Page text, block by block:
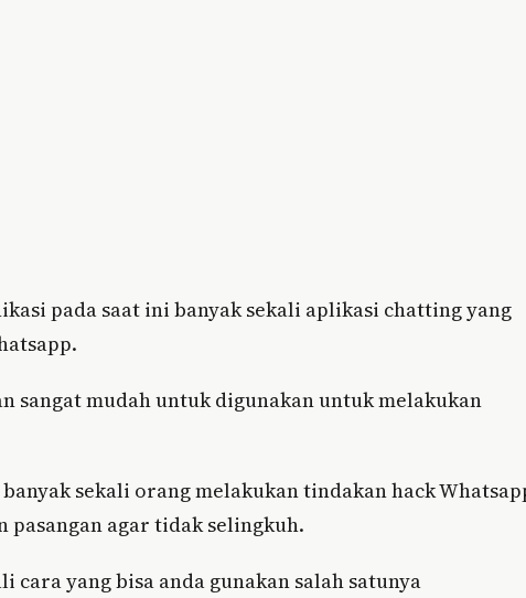
pada saat ini banyak sekali aplikasi chatting yang
sangat mudah untuk digunakan untuk melakukan
sekali orang melakukan tindakan hack
agar tidak selingkuh.
cara yang bisa anda gunakan salah satunya